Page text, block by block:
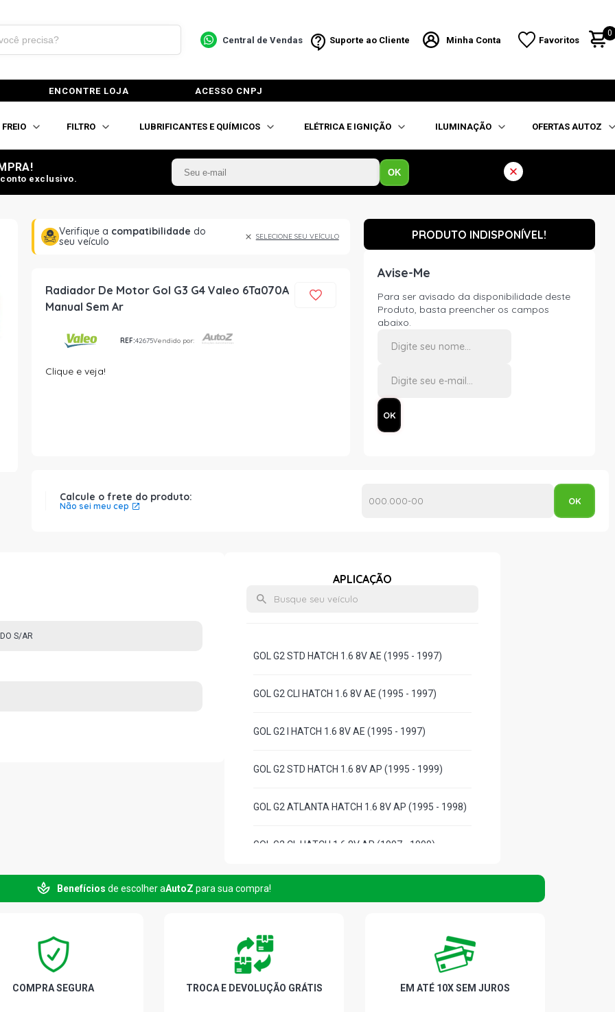
Central de Vendas Suporte ao Cliente Minha Conta Favoritos
0
ENCONTRE LOJA ACESSO CNPJ
FREIO FILTRO LUBRIFICANTES E QUÍMICOS ELÉTRICA E IGNIÇÃO ILUMINAÇÃO OFERTAS AUTOZ
exclusivo.
OK
Verifique a compatibilidade do
seu veículo
SELECIONE SEU VEÍCULO
Radiador De Motor Gol G3 G4 Valeo 6Ta070A
Manual Sem Ar
REF:42675Vendido por:
Clique e veja!
PRODUTO INDISPONÍVEL!
Avise-Me
Para ser avisado da disponibilidade deste
Produto, basta preencher os campos
abaixo.
Calcule o frete do produto:
Não sei meu cep
S/AR
APLICAÇÃO
GOL G2 STD HATCH 1.6 8V AE (1995 - 1997)
GOL G2 CLI HATCH 1.6 8V AE (1995 - 1997)
GOL G2 I HATCH 1.6 8V AE (1995 - 1997)
GOL G2 STD HATCH 1.6 8V AP (1995 - 1999)
GOL G2 ATLANTA HATCH 1.6 8V AP (1995 - 1998)
GOL G2 CL HATCH 1.6 8V AP (1997 - 1999)
GOL G2 CLI HATCH 1.6 8V AP (1995 - 1996)
GOL G2 GL HATCH 1.6 8V AP (1995 - 1999)
GOL G2 I HATCH 1.6 8V AP (1995 - 1998)
Benefícios de escolher aAutoZ para sua compra!
COMPRA SEGURA TROCA E DEVOLUÇÃO GRÁTIS EM ATÉ 10X SEM JUROS